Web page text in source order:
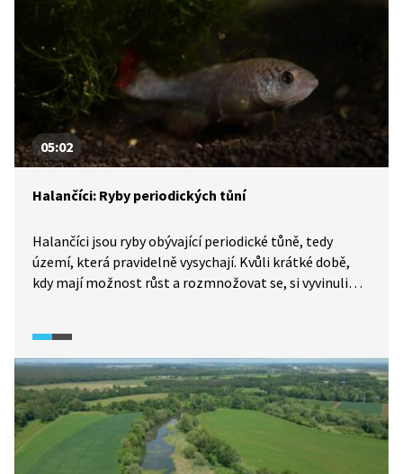
05:02
Halančíci: Ryby periodických tůní
Halančíci jsou ryby obývající periodické tůně, tedy
území, která pravidelně vysychají. Kvůli krátké době,
kdy mají možnost růst a rozmnožovat se, si vyvinuli
výzkum mohl napomoci pochopení principu stárnutí.